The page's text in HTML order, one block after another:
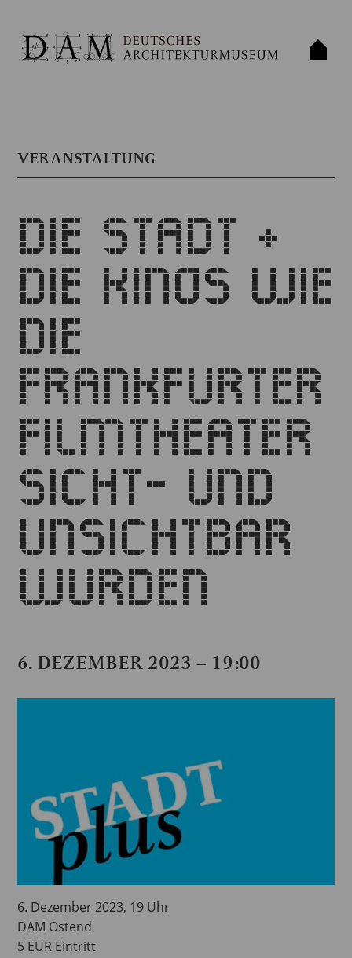
VERANSTALTUNG
DIE STADT +
DIE KINOS WIE
DIE
FRANKFURTER
FILMTHEATER
SICHT- UND
UNSICHTBAR
WURDEN
6. DEZEMBER 2023 – 19:00
6. Dezember 2023, 19 Uhr
DAM Ostend
5 EUR Eintritt